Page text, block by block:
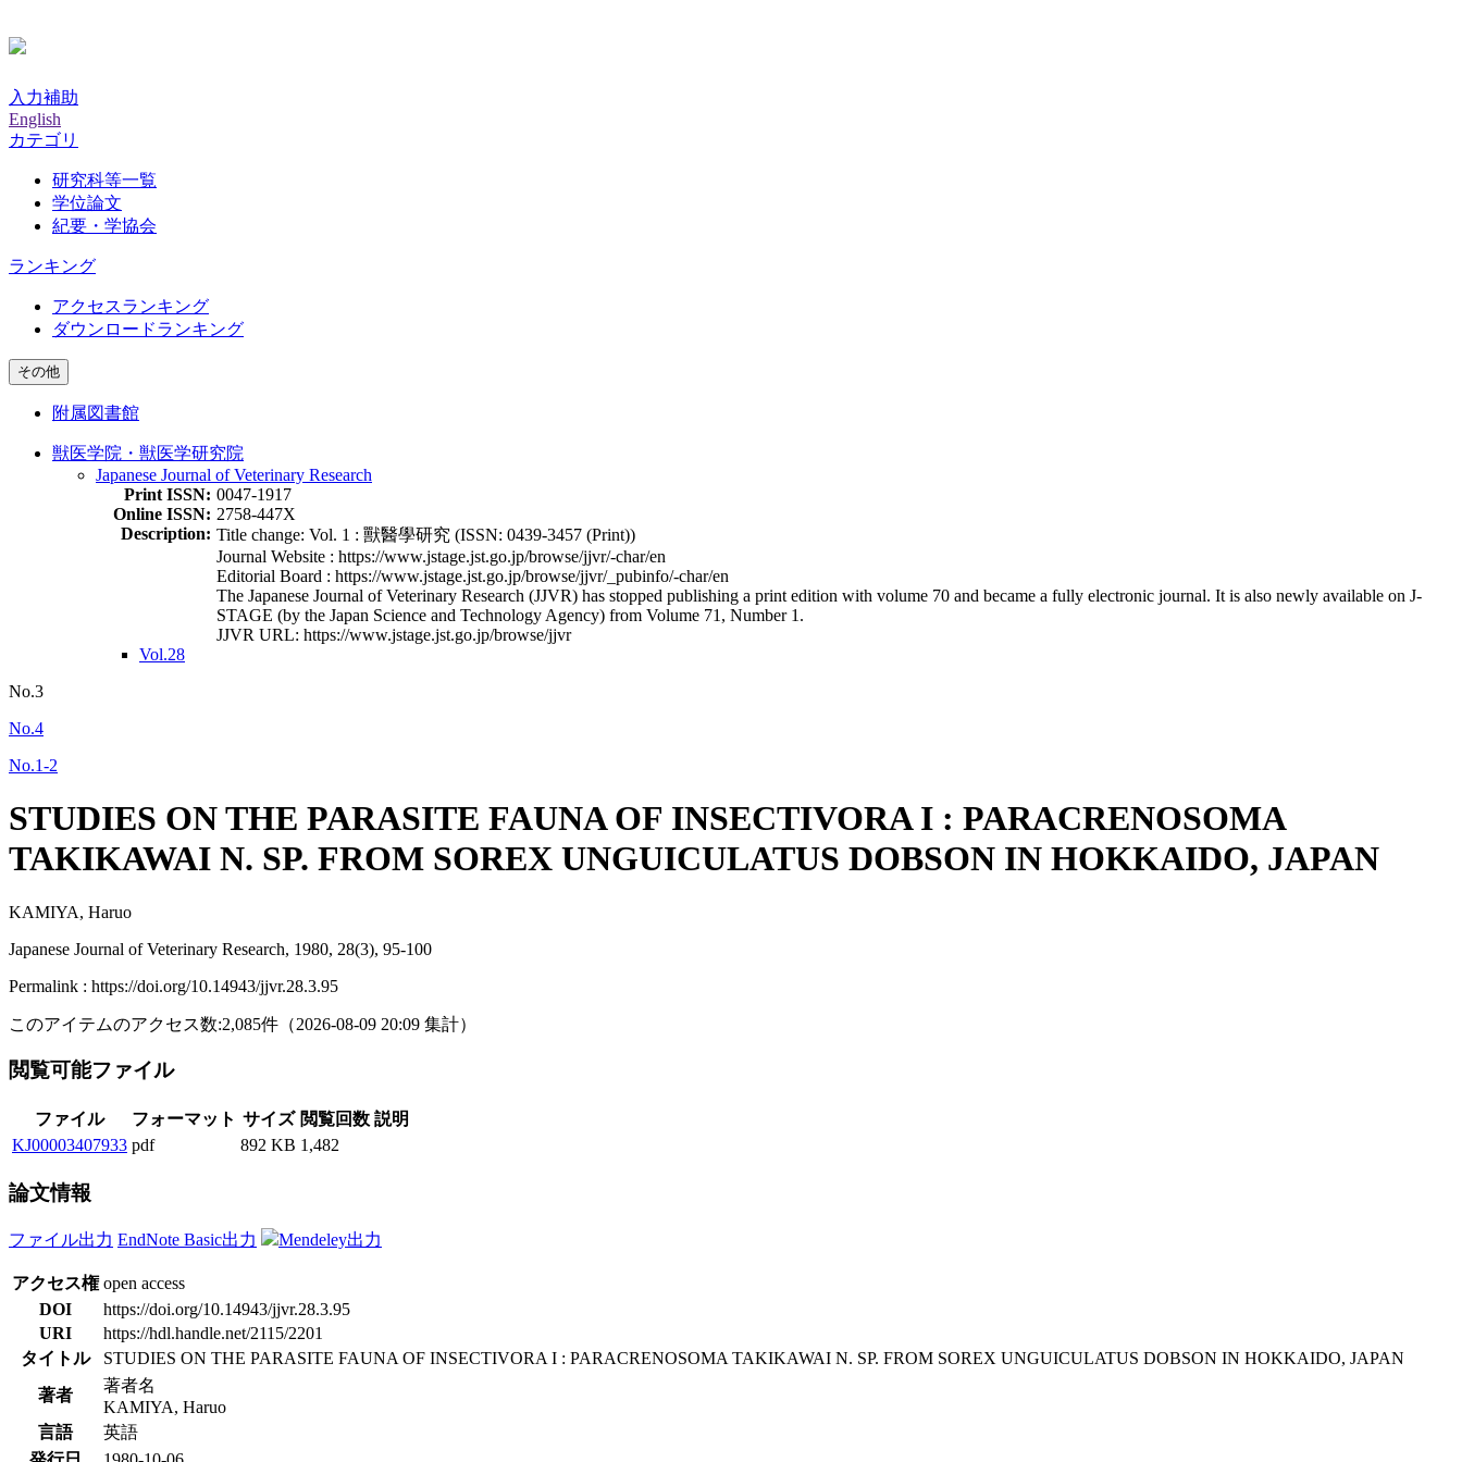
入力補助
English
カテゴリ
研究科等一覧
学位論文
紀要・学協会
ランキング
アクセスランキング
ダウンロードランキング
その他
附属図書館
獣医学院・獣医学研究院
Japanese Journal of Veterinary Research
Print ISSN: 0047-1917
Online ISSN: 2758-447X
Description: Title change: Vol. 1 : 獸醫學研究 (ISSN: 0439-3457 (Print))
Journal Website : https://www.jstage.jst.go.jp/browse/jjvr/-char/en
Editorial Board : https://www.jstage.jst.go.jp/browse/jjvr/_pubinfo/-char/en
The Japanese Journal of Veterinary Research (JJVR) has stopped publishing a print edition with volume 70 and became a fully electronic journal. It is also newly available on J-
STAGE (by the Japan Science and Technology Agency) from Volume 71, Number 1.
JJVR URL: https://www.jstage.jst.go.jp/browse/jjvr
Vol.28
No.3
No.4
No.1-2
STUDIES ON THE PARASITE FAUNA OF INSECTIVORA I : PARACRENOSOMA
TAKIKAWAI N. SP. FROM SOREX UNGUICULATUS DOBSON IN HOKKAIDO, JAPAN
KAMIYA, Haruo
Japanese Journal of Veterinary Research, 1980, 28(3), 95-100
Permalink : https://doi.org/10.14943/jjvr.28.3.95
このアイテムのアクセス数:2,085件 （2026-08-09 20:09 集計）
閲覧可能ファイル
ファイル フォーマット サイズ 閲覧回数 説明
KJ00003407933 pdf 892 KB 1,482
論文情報
ファイル出力 EndNote Basic出力 Mendeley出力
アクセス権 open access
DOI
https://doi.org/10.14943/jjvr.28.3.95
URI
https://hdl.handle.net/2115/2201
タイトル
STUDIES ON THE PARASITE FAUNA OF INSECTIVORA I : PARACRENOSOMA TAKIKAWAI N. SP. FROM SOREX UNGUICULATUS DOBSON IN HOKKAIDO, JAPAN
著者
著者名
KAMIYA, Haruo
言語
英語